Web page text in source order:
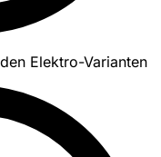
Elektro-Varianten